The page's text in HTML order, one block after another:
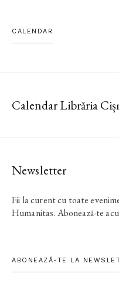
CALENDAR
Calendar Librăria
Newsletter
Fii la curent cu toate
Humanitas. Abonează-te
ABONEAZĂ-TE LA